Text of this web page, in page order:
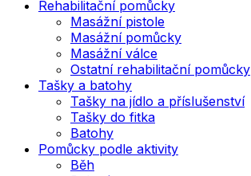
Rehabilitační pomůcky
Masážní pistole
Masážní pomůcky
Masážní válce
Ostatní rehabilitační pomůcky
Tašky a batohy
Tašky na jídlo a příslušenství
Tašky do fitka
Batohy
Pomůcky podle aktivity
Běh